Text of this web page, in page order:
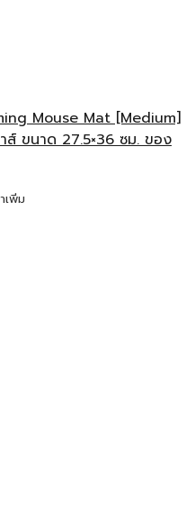
Mouse Mat [Medium]
ขนาด 27.5×36 ซม. ของ
เพิ่ม